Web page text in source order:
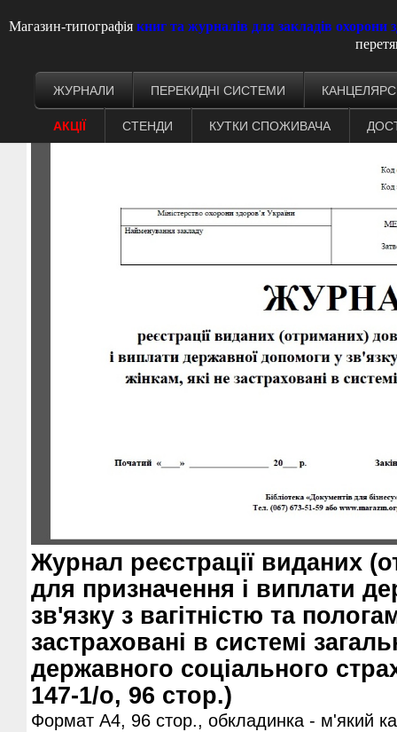
Магазин-типографія книг та журналів для закладів охорони
ЖУРНАЛИ ПЕРЕКИДНІ СИСТЕМИ
АКЦІЇ СТЕНДИ КУТКИ СПОЖИВАЧА
Журнал реєстрації виданих
для призначення і виплати
зв'язку з вагітністю та
застраховані в системі
державного соціального
147-1/о, 96 стор.)
Формат А4, 96 стор., обкладинка - м'який